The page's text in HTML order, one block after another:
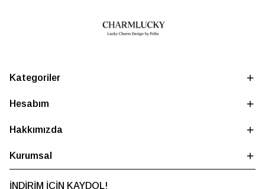
Kategoriler
Hesabım
Hakkımızda
Kurumsal
İNDİRİM İÇİN KAYDOL!